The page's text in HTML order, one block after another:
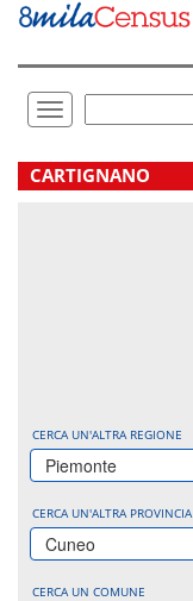
Vai
direttamente
Toggle
navigation
.
CARTIGNANO
CERCA UN'ALTRA REGIONE
Piemonte
CERCA UN'ALTRA PROVINCIA
Cuneo
CERCA UN COMUNE